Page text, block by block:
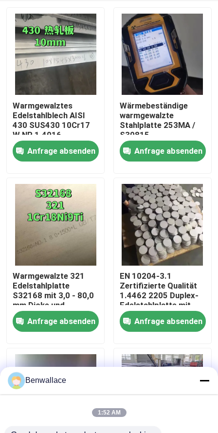
Zu Hause
Videos
Über uns
Werksbesichtigung
Qualitätskontrolle
Neuigkeiten
Rechtssachen
Warmgewalztes
Edelstahlblech AISI
430 SUS430 10Cr17
W.NR 1.4016
10*1500*6000
Oberfläche NO.1
Anfrage absenden
Wärmebeständige
warmgewalzte
Stahlplatte 253MA /
S30815
Anfrage absenden
Warmgewalzte 321
Edelstahlplatte
S32168 mit 3,0 - 80,0
mm Dicke und
Korrosionsbeständigkeit
Anfrage absenden
EN 10204-3.1
Zertifizierte Qualität
1.4462 2205 Duplex-
Edelstahlplatte mit
Warmwalztechnik
Anfrage absenden
Benwallace
1:52 AM